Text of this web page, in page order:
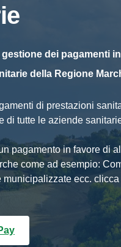
dei pagamenti
della Regione
di prestazioni
di tutte le aziende
pagamento in favore di
come ad esempio:
ecc. clicca